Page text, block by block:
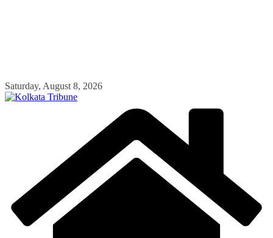
Skip
to
Saturday, August 8, 2026